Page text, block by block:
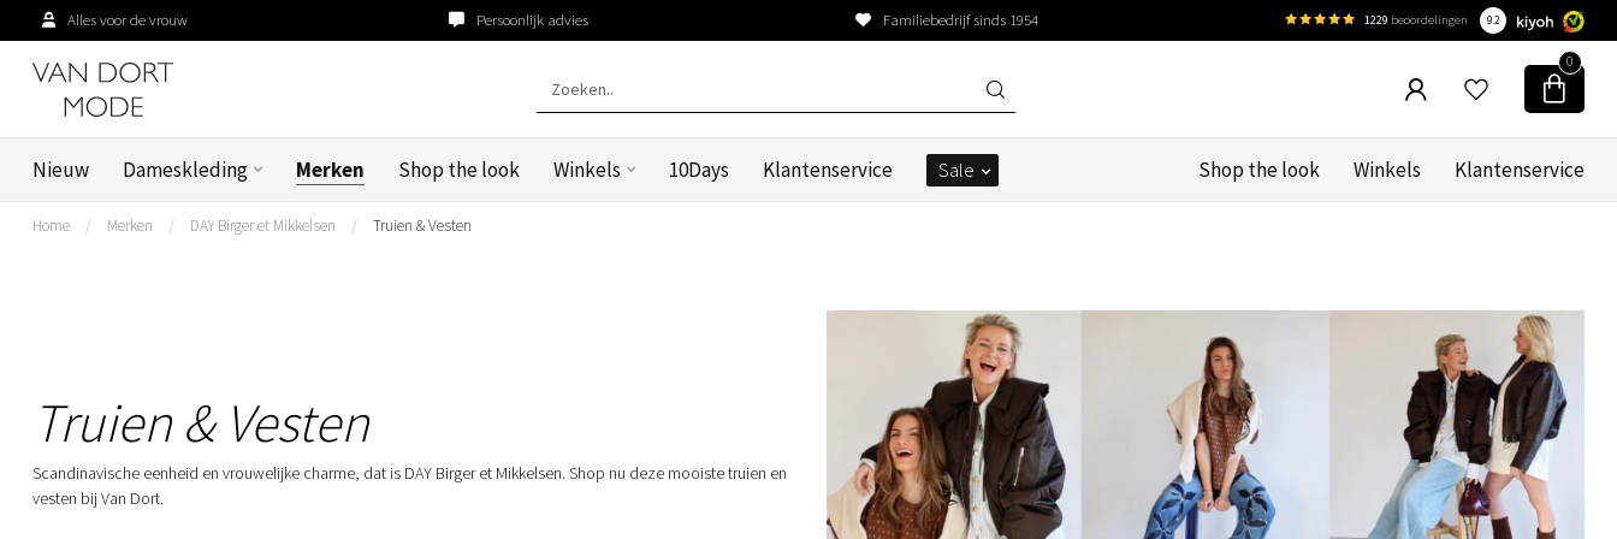
Alles voor de vrouw Persoonlijk advies Familiebedrijf sinds 1954 1229 beoordelingen 9.2
0
Nieuw Dameskleding Merken Shop the look Winkels 10Days Klantenservice Sale Shop the look Winkels Klantenservice
Home / Merken / DAY Birger et Mikkelsen / Truien & Vesten
Truien & Vesten
Scandinavische eenheid en vrouwelijke charme, dat is DAY Birger et Mikkelsen. Shop nu deze mooiste truien en
vesten bij Van Dort.